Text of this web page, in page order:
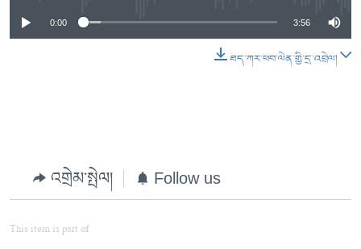
0:00 3:56
ཐད་ཀར་ཕབ་ལེན་གྱི་དྲ་འབྲེལ།
འགྲེམ་སྤེལ། Follow us
This item is part of